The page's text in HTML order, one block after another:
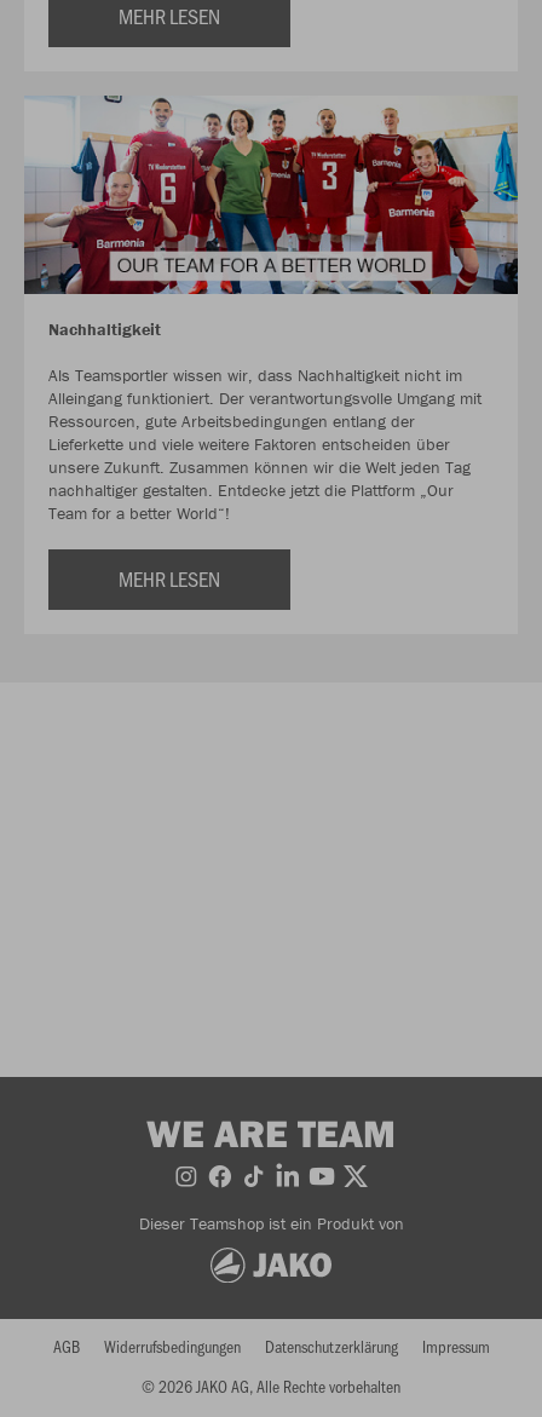
MEHR LESEN
Nachhaltigkeit
Als Teamsportler wissen wir, dass Nachhaltigkeit nicht im
Alleingang funktioniert. Der verantwortungsvolle Umgang mit
Ressourcen, gute Arbeitsbedingungen entlang der
Lieferkette und viele weitere Faktoren entscheiden über
unsere Zukunft. Zusammen können wir die Welt jeden Tag
nachhaltiger gestalten. Entdecke jetzt die Plattform „Our
Team for a better World“!
MEHR LESEN
WE ARE TEAM
Dieser Teamshop ist ein Produkt von
© 2026 JAKO AG, Alle Rechte vorbehalten
AGB Widerrufsbedingungen Datenschutzerklärung Impressum